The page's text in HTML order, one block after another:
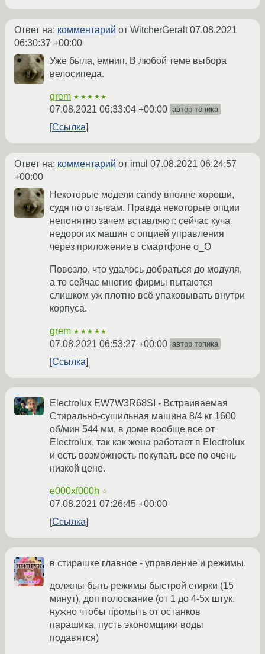
Ответ на: комментарий от WitcherGeralt07.08.2021
06:30:37 +00:00
Уже была, емнип. В любой теме выбора
велосипеда.
grem ★★★★★
07.08.2021 06:33:04 +00:00 автор топика
Ссылка
Ответ на: комментарий от imul 07.08.2021 06:24:57
+00:00
Некоторые модели candy вполне хороши,
судя по отзывам. Правда некоторые опции
непонятно зачем вставляют: сейчас куча
недорогих машин с опцией управления
через приложение в смартфоне о_О
Повезло, что удалось добраться до модуля,
а то сейчас многие фирмы пытаются
слишком уж плотно всё упаковывать внутри
корпуса.
grem ★★★★★
07.08.2021 06:53:27 +00:00 автор топика
Ссылка
Electrolux EW7W3R68SI - Встраиваемая
Стирально-сушильная машина 8/4 кг 1600
об/мин 544 мм, в доме вообще все от
Electrolux, так как жена работает в Electrolux
и есть возможность покупать все по очень
низкой цене.
e000xf000h ☆
07.08.2021 07:26:45 +00:00
Ссылка
в стирашке главное - управление и режимы.
должны быть режимы быстрой стирки (15
минут), доп полоскание (от 1 до 4-5х штук.
нужно чтобы промыть от останков
парашика, пусть экономщики воды
подавятся)